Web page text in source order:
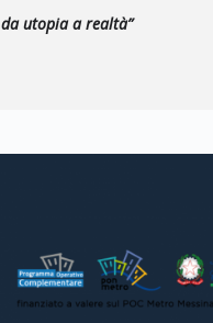
da utopia a realtà”